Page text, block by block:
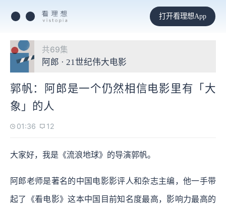
打开看理想App
共69集
阿郎 · 21世纪伟大电影
郭帆：阿郎是一个仍然相信电影里有「大
象」的人
01:36 12
大家好，我是《流浪地球》的导演郭帆。
阿郎老师是著名的中国电影影评人和杂志主编，他一手带
起了《看电影》这本中国目前知名度最高，影响力最高的